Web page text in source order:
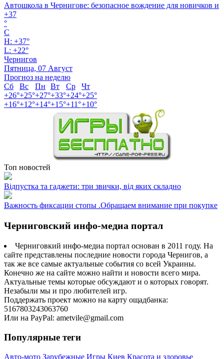
Автошкола в Чернигове: безопасное вождение для новичков и
+37
°
C
H: +37°
L: +22°
Чернигов
Пятница, 07 Август
Прогноз на неделю
Сб
Вс Пн Вт Ср
Чт
+26°+25°+27°+33°+24°+25°
+16°+12°+14°+15°+11°+10°
Топ новостей
Відпустка та гаджети: три звички, від яких складно
Важность фиксации стопы .Обращаем внимание при покупке
Черниговский инфо-медиа портал
Черниговкий инфо-медиа портал основан в 2011 году. На
сайте представлены последние новости города Чернигов, а
так же все самые актуальные события со всей Украины.
Конечно же на сайте можно найти и новости всего мира.
Актуальные темы которые обсуждают и о которых говорят.
Незабыли мы и про любителей игр.
Поддержать проект можно на карту ощадбанка:
5167803243063760
Или на PayPal: ametvile@gmail.com
Популярные теги
Авто-мото Зарубежные Игры Киев Красота и здоровье